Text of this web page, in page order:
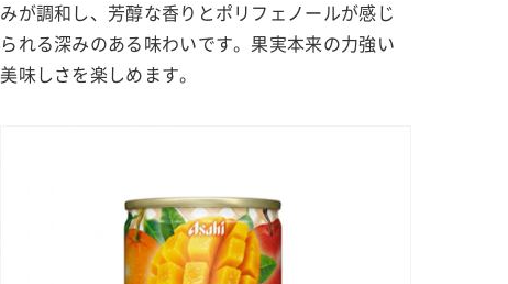
みが調和し、芳醇な香りとポリフェノールが感じ
られる深みのある味わいです。果実本来の力強い
美味しさを楽しめます。